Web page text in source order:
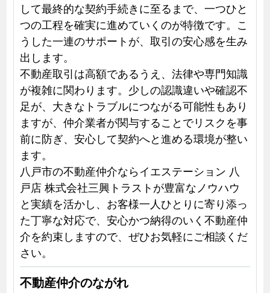
して最終的な契約手続きに至るまで、一つひと
つの工程を確実に進めていくのが特徴です。こ
うした一連のサポートが、取引の安心感を生み
出します。
不動産取引は高額であるうえ、法律や専門知識
が複雑に関わります。少しの認識違いや確認不
足が、大きなトラブルにつながる可能性もあり
ますが、仲介業者が関与することでリスクを事
前に防ぎ、安心して契約へと進める環境が整い
ます。
八戸市の不動産仲介ならイエステーション 八
戸店 株式会社三興トラストが豊富なノウハウ
と実績を活かし、お客様一人ひとりに寄り添っ
た丁寧な対応で、安心かつ納得のいく不動産仲
介を約束しますので、ぜひお気軽にご相談くだ
さい。
不動産仲介のながれ